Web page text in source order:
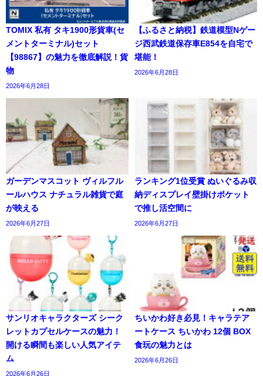
TOMIX 私有 タキ1900形貨車(セ
メントターミナル)セット
【98867】の魅力を徹底解説！貨
物
2026年6月28日
【ふるさと納税】鉄道模型Nゲー
ジ西武鉄道保存車E854を自宅で
堪能！
2026年6月28日
ガーデンマスコット ヴィルフル
ールハウス ナチュラル雑貨で庭
が映える
2026年6月27日
ランキング1位受賞 ぬいぐるみ収
納ディスプレイ壁掛けポケット
で推し活空間に
2026年6月27日
サンリオキャラクターズ シーク
レットカプセルケースの魅力！
開ける瞬間も楽しい人気アイテ
ム
2026年6月26日
ちいかわ好き必見！キャラテア
ートケース ちいかわ 12個 BOX
食玩の魅力とは
2026年6月26日